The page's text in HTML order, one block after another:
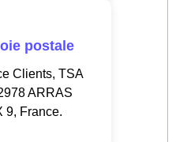
postale
Clients, TSA
ARRAS
9, France.